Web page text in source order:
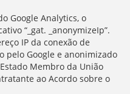
Google Analytics, o
“_gat. _anonymizeIp”.
IP da conexão de
pelo Google e anonimizado
Membro da União
ao Acordo sobre o